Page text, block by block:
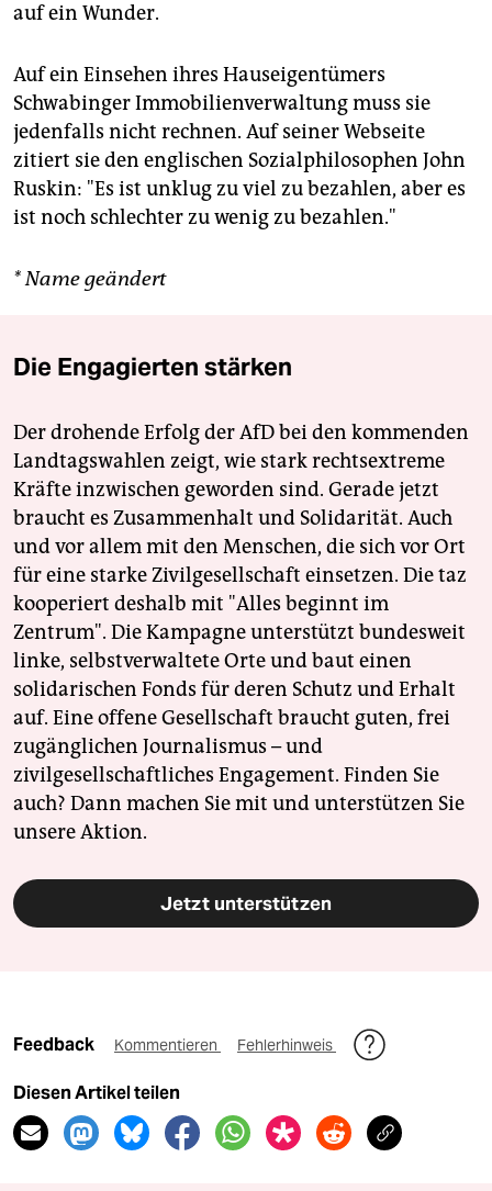
auf ein Wunder.
Auf ein Einsehen ihres Hauseigentümers
Schwabinger Immobilienverwaltung muss sie
jedenfalls nicht rechnen. Auf seiner Webseite
zitiert sie den englischen Sozialphilosophen John
Ruskin: "Es ist unklug zu viel zu bezahlen, aber es
ist noch schlechter zu wenig zu bezahlen."
* Name geändert
Die Engagierten stärken
Der drohende Erfolg der AfD bei den kommenden
Landtagswahlen zeigt, wie stark rechtsextreme
Kräfte inzwischen geworden sind. Gerade jetzt
braucht es Zusammenhalt und Solidarität. Auch
und vor allem mit den Menschen, die sich vor Ort
für eine starke Zivilgesellschaft einsetzen. Die taz
kooperiert deshalb mit "Alles beginnt im
Zentrum". Die Kampagne unterstützt bundesweit
linke, selbstverwaltete Orte und baut einen
solidarischen Fonds für deren Schutz und Erhalt
auf. Eine offene Gesellschaft braucht guten, frei
zugänglichen Journalismus – und
zivilgesellschaftliches Engagement. Finden Sie
auch? Dann machen Sie mit und unterstützen Sie
unsere Aktion.
Jetzt unterstützen
Feedback Kommentieren Fehlerhinweis
Diesen Artikel teilen